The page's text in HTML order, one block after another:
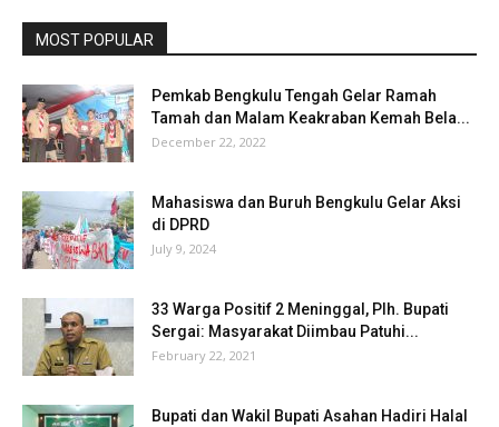
MOST POPULAR
Pemkab Bengkulu Tengah Gelar Ramah
Tamah dan Malam Keakraban Kemah Bela...
December 22, 2022
Mahasiswa dan Buruh Bengkulu Gelar Aksi
di DPRD
July 9, 2024
33 Warga Positif 2 Meninggal, Plh. Bupati
Sergai: Masyarakat Diimbau Patuhi...
February 22, 2021
Bupati dan Wakil Bupati Asahan Hadiri Halal